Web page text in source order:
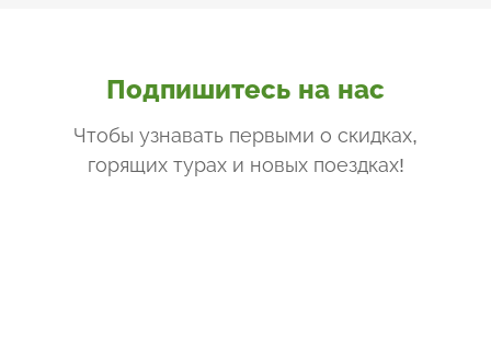
Подпишитесь на нас
Чтобы узнавать первыми о скидках,
горящих турах и новых поездках!